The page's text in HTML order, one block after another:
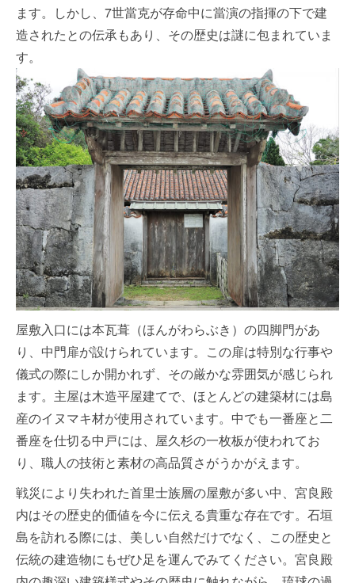
ます。しかし、7世當克が存命中に當演の指揮の下で建
造されたとの伝承もあり、その歴史は謎に包まれていま
す。
屋敷入口には本瓦葺（ほんがわらぶき）の四脚門があ
り、中門扉が設けられています。この扉は特別な行事や
儀式の際にしか開かれず、その厳かな雰囲気が感じられ
ます。主屋は木造平屋建てで、ほとんどの建築材には島
産のイヌマキ材が使用されています。中でも一番座と二
番座を仕切る中戸には、屋久杉の一枚板が使われてお
り、職人の技術と素材の高品質さがうかがえます。
戦災により失われた首里士族層の屋敷が多い中、宮良殿
内はその歴史的価値を今に伝える貴重な存在です。石垣
島を訪れる際には、美しい自然だけでなく、この歴史と
伝統の建造物にもぜひ足を運んでみてください。宮良殿